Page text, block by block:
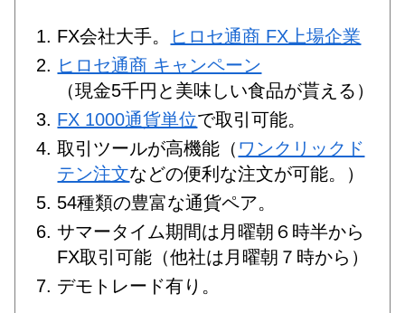
FX会社大手。
ヒロセ通商 FX上場企業
ヒロセ通商 キャンペーン
（現金5千円と美味しい食品が貰える）
FX 1000通貨単位で取引可能。
取引ツールが高機能（ ワンクリックド
テン注文などの便利な注文が可能。）
54種類の豊富な通貨ペア。
サマータイム期間は月曜朝６時半から
FX取引可能（他社は月曜朝７時から）
デモトレード有り。